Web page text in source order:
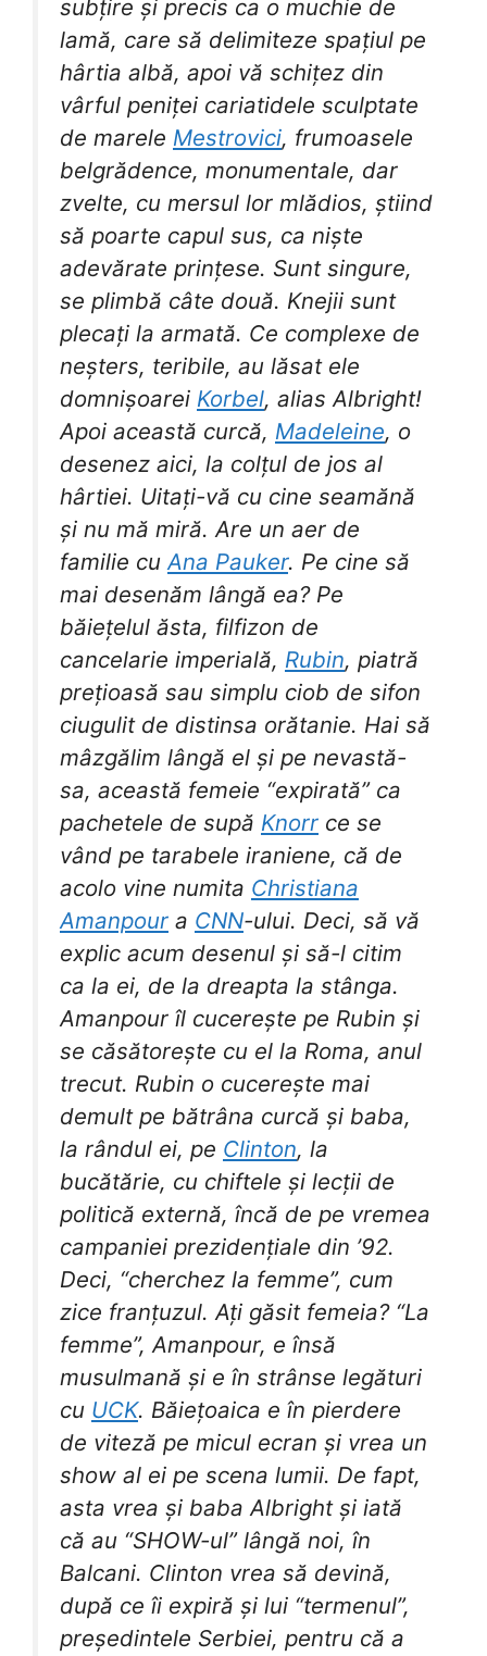
subțire și precis ca o muchie de
lamă, care să delimiteze spațiul pe
hârtia albă, apoi vă schițez din
vârful peniței cariatidele sculptate
de marele Mestrovici, frumoasele
belgrădence, monumentale, dar
zvelte, cu mersul lor mlădios, știind
să poarte capul sus, ca niște
adevărate prințese. Sunt singure,
se plimbă câte două. Knejii sunt
plecați la armată. Ce complexe de
neșters, teribile, au lăsat ele
domnișoarei Korbel, alias Albright!
Apoi această curcă, Madeleine, o
desenez aici, la colțul de jos al
hârtiei. Uitați-vă cu cine seamănă
și nu mă miră. Are un aer de
familie cuAna Pauker. Pe cine să
mai desenăm lângă ea? Pe
băiețelul ăsta, filfizon de
cancelarie imperială, Rubin, piatră
prețioasă sau simplu ciob de sifon
ciugulit de distinsa orătanie. Hai să
mâzgălim lângă el și pe nevastă-
sa, această femeie “expirată” ca
pachetele de supă Knorr ce se
vând pe tarabele iraniene, că de
acolo vine numita Christiana
Amanpour a CNN-ului. Deci, să vă
explic acum desenul și să-l citim
ca la ei, de la dreapta la stânga.
Amanpour îl cucerește pe Rubin și
se căsătorește cu el la Roma, anul
trecut. Rubin o cucerește mai
demult pe bătrâna curcă și baba,
la rândul ei, pe Clinton, la
bucătărie, cu chiftele și lecții de
politică externă, încă de pe vremea
campaniei prezidențiale din ’92.
Deci, “cherchez la femme”, cum
zice franțuzul. Ați găsit femeia? “La
femme”, Amanpour, e însă
musulmană și e în strânse legături
cu UCK. Băiețoaica e în pierdere
de viteză pe micul ecran și vrea un
show al ei pe scena lumii. De fapt,
asta vrea și baba Albright și iată
că au “SHOW-ul” lângă noi, în
Balcani. Clinton vrea să devină,
după ce îi expiră și lui “termenul”,
președintele Serbiei, pentru că a